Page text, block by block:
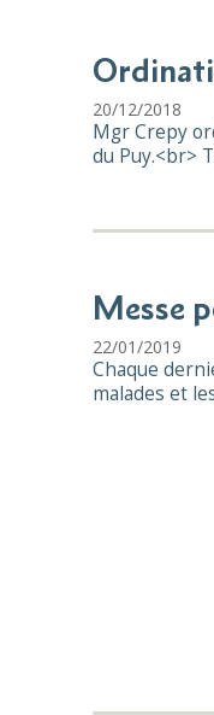
20/12/2018
Mgr Crepy
du Puy.<br>
Messe
22/01/2019
Chaque
malades et